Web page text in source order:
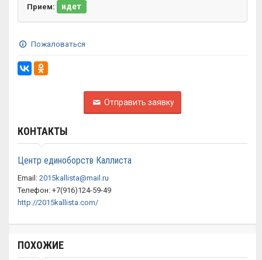
Прием:
идет
Пожаловаться
Отправить заявку
КОНТАКТЫ
Центр единоборств Каллиста
Email: 2015kallista@mail.ru
Телефон: +7(916)124-59-49
http://2015kallista.com/
ПОХОЖИЕ